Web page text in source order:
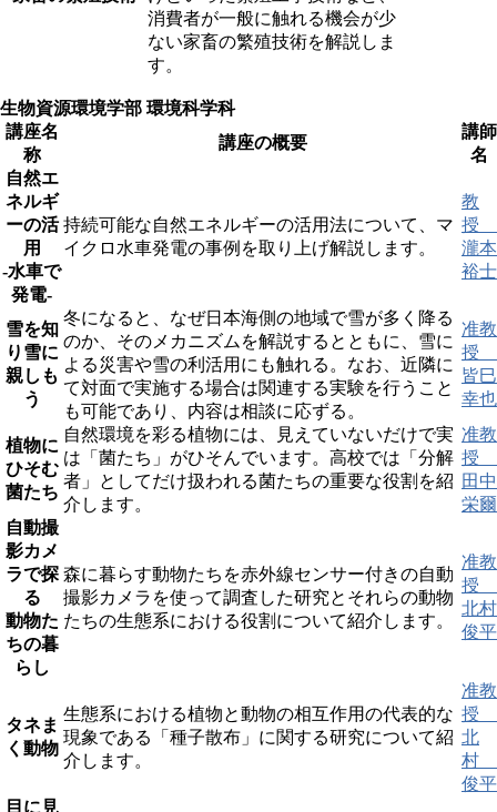
消費者が一般に触れる機会が少
ない家畜の繁殖技術を解説しま
す。
生物資源環境学部 環境科学科
講座名
称
講座の概要
講師
名
自然エ
ネルギ
ーの活
用
-水車で
発電-
持続可能な自然エネルギーの活用法について、マ
イクロ水車発電の事例を取り上げ解説します。
教
授
瀧本
裕士
雪を知
り雪に
親しも
う
冬になると、なぜ日本海側の地域で雪が多く降る
のか、そのメカニズムを解説するとともに、雪に
よる災害や雪の利活用にも触れる。なお、近隣に
て対面で実施する場合は関連する実験を行うこと
も可能であり、内容は相談に応ずる。
准教
授
皆巳
幸也
植物に
ひそむ
菌たち
自然環境を彩る植物には、見えていないだけで実
は「菌たち」がひそんでいます。高校では「分解
者」としてだけ扱われる菌たちの重要な役割を紹
介します。
准教
授
田中
栄爾
自動撮
影カメ
ラで探
る
動物た
ちの暮
らし
森に暮らす動物たちを赤外線センサー付きの自動
撮影カメラを使って調査した研究とそれらの動物
たちの生態系における役割について紹介します。
准教
授
北村
俊平
タネま
く動物
生態系における植物と動物の相互作用の代表的な
現象である「種子散布」に関する研究について紹
介します。
准教
授
北
村
俊平
目に見